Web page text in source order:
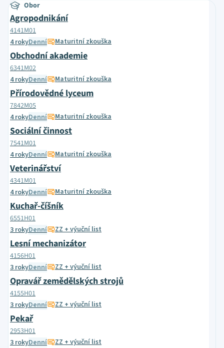
Obor
Agropodnikání
4141M01
4 rokyDenní Maturitní zkouška
Obchodní akademie
6341M02
4 rokyDenní Maturitní zkouška
Přírodovědné lyceum
7842M05
4 rokyDenní Maturitní zkouška
Sociální činnost
7541M01
4 rokyDenní Maturitní zkouška
Veterinářství
4341M01
4 rokyDenní Maturitní zkouška
Kuchař-číšník
6551H01
3 rokyDenní ZZ + výuční list
Lesní mechanizátor
4156H01
3 rokyDenní ZZ + výuční list
Opravář zemědělských strojů
4155H01
3 rokyDenní ZZ + výuční list
Pekař
2953H01
3 rokyDenní ZZ + výuční list